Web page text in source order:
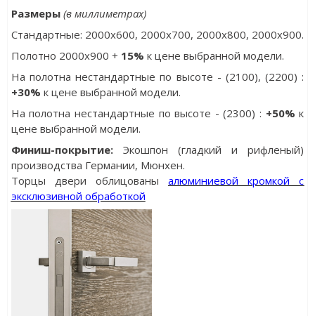
Размеры (в миллиметрах)
Стандартные: 2000х600, 2000x700, 2000x800, 2000x900.
Полотно 2000x900 + 15% к цене выбранной модели.
На полотна нестандартные по высоте - (2100), (2200) :
+30% к цене выбранной модели.
На полотна нестандартные по высоте - (2300) : +50% к
цене выбранной модели.
Финиш-покрытие: Экошпон (гладкий и рифленый)
производства Германии, Мюнхен.
Торцы двери облицованыалюминиевой кромкой с
эксклюзивной обработкой